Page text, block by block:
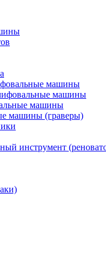
машины
машины
машины
машины (граверы)
инструмент